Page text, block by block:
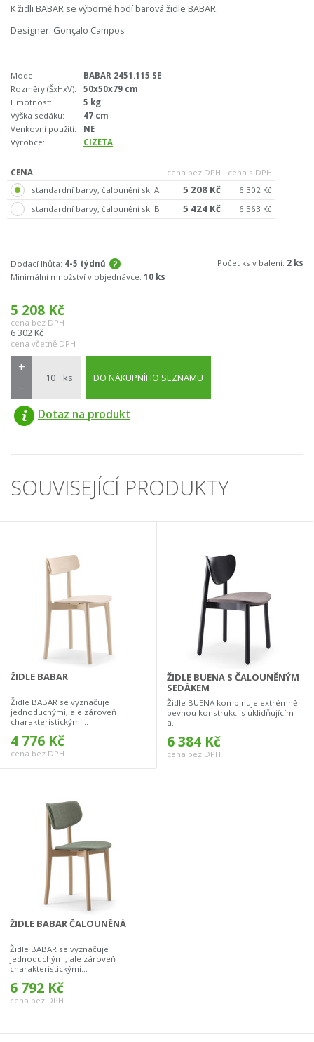
K židli BABAR se výborně hodí barová židle BABAR.
Designer: Gonçalo Campos
Model:
BABAR 2451.115 SE
Rozměry (ŠxHxV):
50x50x79 cm
Hmotnost:
5 kg
Výška sedáku:
47 cm
Venkovní použití:
NE
Výrobce:
CIZETA
CENA cena bez DPH
cena s DPH
standardní barvy, čalounění sk. A
5 208 Kč
6 302 Kč
standardní barvy, čalounění sk. B
5 424 Kč 6 563 Kč
Dodací lhůta: 4-5 týdnů Počet ks v balení: 2 ks
Minimální množství v objednávce: 10 ks
5 208 Kč
cena bez DPH
6 302 Kč
cena včetně DPH
ks
+
−
DO NÁKUPNÍHO SEZNAMU
Dotaz na produkt
SOUVISEJÍCÍ PRODUKTY
ŽIDLE BABAR
Židle BABAR se vyznačuje
jednoduchými, ale zároveň
charakteristickými...
4 776 Kč
cena bez DPH
ŽIDLE BUENA S ČALOUNĚNÝM
SEDÁKEM
Židle BUENA kombinuje extrémně
pevnou konstrukci s uklidňujícím
a...
6 384 Kč
cena bez DPH
ŽIDLE BABAR ČALOUNĚNÁ
Židle BABAR se vyznačuje
jednoduchými, ale zároveň
charakteristickými...
6 792 Kč
cena bez DPH